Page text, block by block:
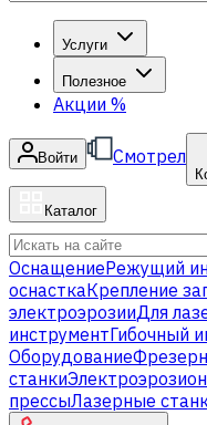
Услуги
Полезное
Акции %
Войти Смотрел
Каталог
ОснащениеРежущий
оснасткаКрепление
электроэрозииДля
инструментГибочный
Оборудование
станки
прессыЛазерные